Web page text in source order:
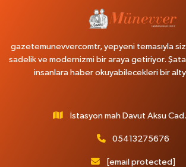
gazetemunevvercomtr, yepyeni temasıyla
sadelik ve modernizmi bir araya getiriyor.
insanlara haber okuyabilecekleri bir
İstasyon mah Davut Aksu
05413275676
[email protected]